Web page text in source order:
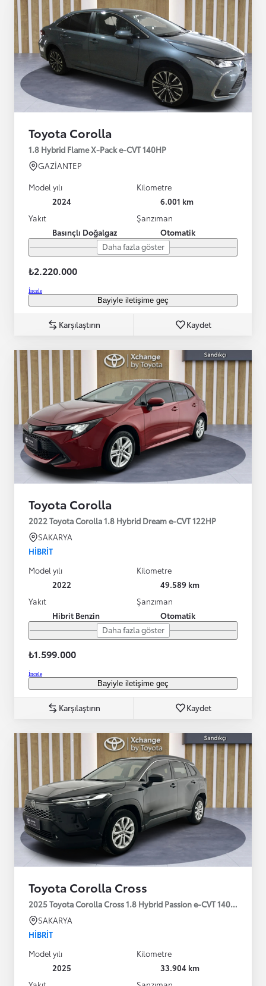
Toyota Corolla
1.8 Hybrid Flame X-Pack e-CVT 140HP
GAZİANTEP
Model yılı
2024
Kilometre
6.001 km
Yakıt
Basınçlı Doğalgaz
Şanzıman
Otomatik
Daha fazla göster
₺2.220.000
İncele
Bayiyle iletişime geç
Karşılaştırın Kaydet
Toyota Corolla
2022 Toyota Corolla 1.8 Hybrid Dream e-CVT 122HP
SAKARYA
HIBRIT
Model yılı
2022
Kilometre
49.589 km
Yakıt
Hibrit Benzin
Şanzıman
Otomatik
Daha fazla göster
₺1.599.000
İncele
Bayiyle iletişime geç
Karşılaştırın Kaydet
Toyota Corolla Cross
2025 Toyota Corolla Cross 1.8 Hybrid Passion e-CVT 140HP
SAKARYA
HIBRIT
Model yılı
2025
Kilometre
33.904 km